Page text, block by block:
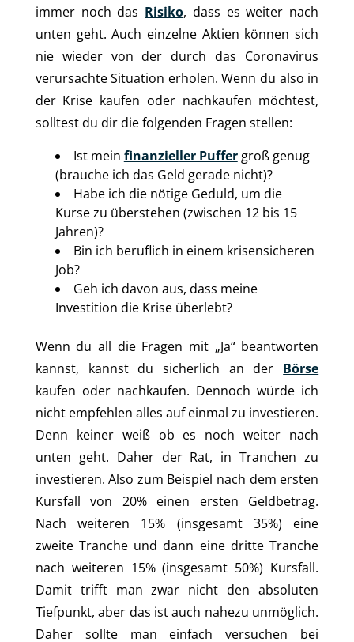
immer noch das Risiko, dass es weiter nach
unten geht. Auch einzelne Aktien können sich
nie wieder von der durch das Coronavirus
verursachte Situation erholen. Wenn du also in
der Krise kaufen oder nachkaufen möchtest,
solltest du dir die folgenden Fragen stellen:
Ist mein finanzieller Puffergroß genug
(brauche ich das Geld gerade nicht)?
Habe ich die nötige Geduld, um die
Kurse zu überstehen (zwischen 12 bis 15
Jahren)?
Bin ich beruflich in einem krisensicheren
Job?
Geh ich davon aus, dass meine
Investition die Krise überlebt?
Wenn du all die Fragen mit „Ja“ beantworten
kannst, kannst du sicherlich an der Börse
kaufen oder nachkaufen. Dennoch würde ich
nicht empfehlen alles auf einmal zu investieren.
Denn keiner weiß ob es noch weiter nach
unten geht. Daher der Rat, in Tranchen zu
investieren. Also zum Beispiel nach dem ersten
Kursfall von 20% einen ersten Geldbetrag.
Nach weiteren 15% (insgesamt 35%) eine
zweite Tranche und dann eine dritte Tranche
nach weiteren 15% (insgesamt 50%) Kursfall.
Damit trifft man zwar nicht den absoluten
Tiefpunkt, aber das ist auch nahezu unmöglich.
Daher sollte man einfach versuchen bei